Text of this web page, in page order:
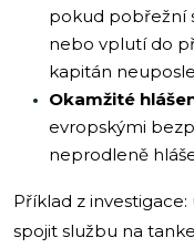
pokud pobřežní
nebo vplutí do
kapitán
Okamžité
evropskými
neprodleně
Příklad z
spojit službu na